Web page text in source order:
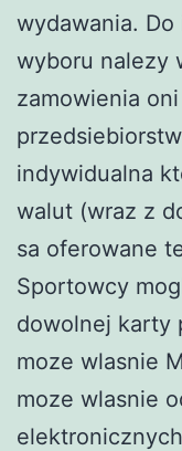
wydawania.
wyboru nalezy
zamowienia
indywidualna
walut (wraz z
sa oferowane
Sportowcy
dowolnej karty
moze wlasnie
moze wlasnie